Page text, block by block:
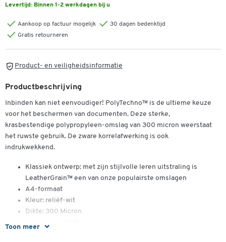
Levertijd: Binnen 1-2 werkdagen bij u
Aankoop op factuur mogelijk
30 dagen bedenktijd
Gratis retourneren
Product- en veiligheidsinformatie
Toon meer
Productbeschrijving
Inbinden kan niet eenvoudiger! PolyTechno™ is de ultieme keuze
voor het beschermen van documenten. Deze sterke,
krasbestendige polypropyleen-omslag van 300 micron weerstaat
het ruwste gebruik. De zware korrelafwerking is ook
indrukwekkend.
Klassiek ontwerp: met zijn stijlvolle leren uitstraling is
LeatherGrain™ een van onze populairste omslagen
A4-formaat
Kleur: reliëf-wit
Dikte: 300 Micron